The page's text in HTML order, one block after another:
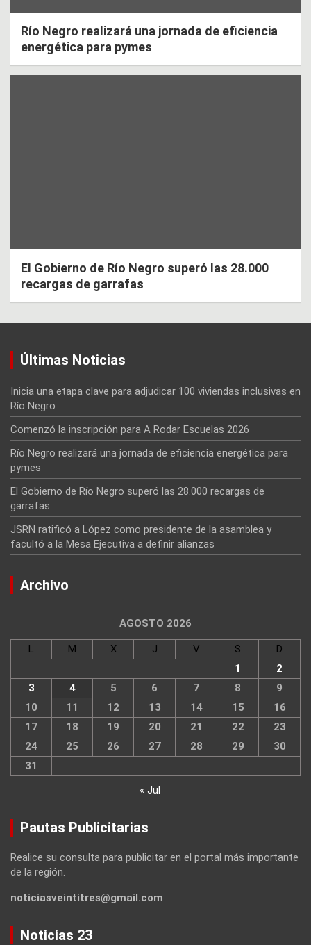
Río Negro realizará una jornada de eficiencia
energética para pymes
El Gobierno de Río Negro superó las 28.000
recargas de garrafas
Últimas Noticias
Inicia una etapa clave para adjudicar 100 viviendas inclusivas en
Río Negro
Comenzó la inscripción para A Rodar Escuelas 2026
Río Negro realizará una jornada de eficiencia energética para
pymes
El Gobierno de Río Negro superó las 28.000 recargas de
garrafas
JSRN ratificó a López como presidente de la asamblea y
facultó a la Mesa Ejecutiva a definir alianzas
Archivo
AGOSTO 2026
L M X J V S
D
1
2
3
4 5 6 7 8
9
10
11 12 13 14 15
16
17
18 19 20 21 22
23
24
25 26 27 28 29
30
31
« Jul
Pautas Publicitarias
Realice su consulta para publicitar en el portal más importante
de la región.
noticiasveintitres@gmail.com
Noticias 23